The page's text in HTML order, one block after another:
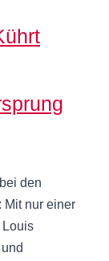
den
Mit nur einer
Louis